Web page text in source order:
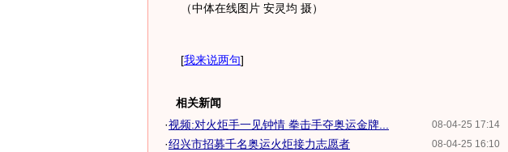
（中体在线图片 安灵均 摄）
[我来说两句]
相关新闻
08-04-25 17:14
·视频:对火炬手一见钟情 拳击手夺奥运金牌...
08-04-25 16:10
·绍兴市招募千名奥运火炬接力志愿者